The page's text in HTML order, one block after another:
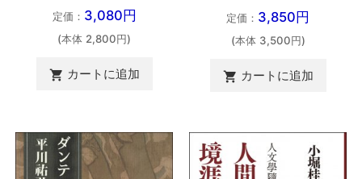
定価： 3,080円
(本体 2,800円)
 カートに追加
定価： 3,850円
(本体 3,500円)
 カートに追加